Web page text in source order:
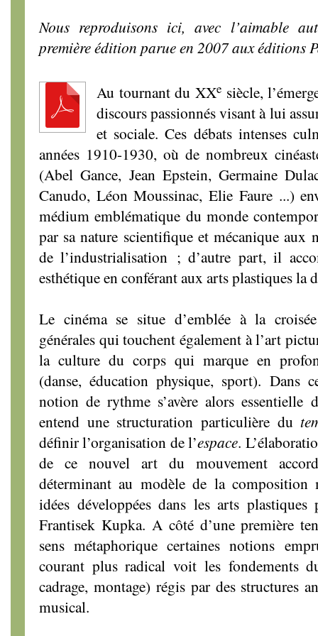
Nous reproduisons ici, avec l’aimable
première édition parue en 2007 aux éditions
Au tournant du XXe siècle,
discours passionnés visant à lui
et sociale. Ces débats intenses
années 1910-1930, où de nombreux
(Abel Gance, Jean Epstein, Germaine
Canudo, Léon Moussinac, Elie Faure ...)
médium emblématique du monde
par sa nature scientifique et mécanique aux
de l’industrialisation ; d’autre part, il
esthétique en conférant aux arts plastiques la
Le cinéma se situe d’emblée à la
générales qui touchent également à l’art
la culture du corps qui marque en
(danse, éducation physique, sport). Dans
notion de rythme s’avère alors essentielle
entend une structuration particulière du
définir l’organisation de l’espace.
de ce nouvel art du mouvement
déterminant au modèle de la composition
idées développées dans les arts
Frantisek Kupka. A côté d’une première
sens métaphorique certaines notions
courant plus radical voit les fondements
cadrage, montage) régis par des structures
musical.